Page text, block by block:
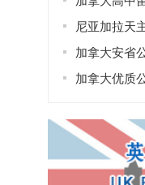
来啦
尼亚加拉天
高中成首选
加拿大安省
加拿大优质